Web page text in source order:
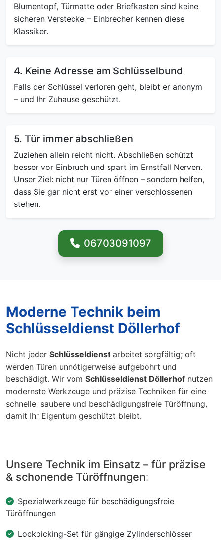
Blumentopf, Türmatte oder Briefkasten sind keine
sicheren Verstecke – Einbrecher kennen diese
Klassiker.
4. Keine Adresse am Schlüsselbund
Falls der Schlüssel verloren geht, bleibt er anonym
– und Ihr Zuhause geschützt.
5. Tür immer abschließen
Zuziehen allein reicht nicht. Abschließen schützt
besser vor Einbruch und spart im Ernstfall Nerven.
Unser Ziel: nicht nur Türen öffnen – sondern helfen,
dass Sie gar nicht erst vor einer verschlossenen
stehen.
06703091097
Moderne Technik beim
Schlüsseldienst Döllerhof
Nicht jeder Schlüsseldienst arbeitet sorgfältig; oft
werden Türen unnötigerweise aufgebohrt und
beschädigt. Wir vom Schlüsseldienst Döllerhof nutzen
modernste Werkzeuge und präzise Techniken für eine
schnelle, saubere und beschädigungsfreie Türöffnung,
damit Ihr Eigentum geschützt bleibt.
Unsere Technik im Einsatz – für präzise
& schonende Türöffnungen:
Spezialwerkzeuge für beschädigungsfreie
Türöffnungen
Lockpicking-Set für gängige Zylinderschlösser